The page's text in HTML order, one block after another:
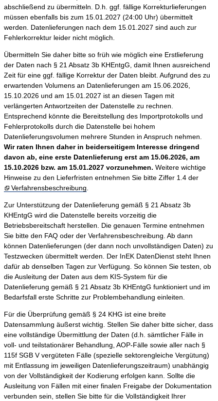
abschließend zu übermitteln. D.h. ggf. fällige Korrekturlieferungen
müssen ebenfalls bis zum 15.01.2027 (24:00 Uhr) übermittelt
werden. Datenlieferungen nach dem 15.01.2027 sind auch zur
Fehlerkorrektur leider nicht möglich.
Übermitteln Sie daher bitte so früh wie möglich eine Erstlieferung
der Daten nach § 21 Absatz 3b KHEntgG, damit Ihnen ausreichend
Zeit für eine ggf. fällige Korrektur der Daten bleibt. Aufgrund des zu
erwartenden Volumens an Datenlieferungen am 15.06.2026,
15.10.2026 und am 15.01.2027 ist an diesen Tagen mit
verlängerten Antwortzeiten der Datenstelle zu rechnen.
Entsprechend könnte die Bereitstellung des Importprotokolls und
Fehlerprotokolls durch die Datenstelle bei hohem
Datenlieferungsvolumen mehrere Stunden in Anspruch nehmen.
Wir raten Ihnen daher in beiderseitigem Interesse dringend
davon ab, eine erste Datenlieferung erst am 15.06.2026, am
15.10.2026 bzw. am 15.01.2027 vorzunehmen. Weitere wichtige
Hinweise zu den Lieferfristen entnehmen Sie bitte Ziffer 1.4 der
Verfahrensbeschreibung.
Zur Unterstützung der Datenlieferung gemäß § 21 Absatz 3b
KHEntgG wird die Datenstelle bereits vorzeitig die
Betriebsbereitschaft herstellen. Die genauen Termine entnehmen
Sie bitte den FAQ oder der Verfahrensbeschreibung. Ab dann
können Datenlieferungen (der dann noch unvollständigen Daten) zu
Testzwecken übermittelt werden. Der InEK DatenDienst steht Ihnen
dafür ab denselben Tagen zur Verfügung. So können Sie testen, ob
die Ausleitung der Daten aus dem KIS-System für die
Datenlieferung gemäß § 21 Absatz 3b KHEntgG funktioniert und im
Bedarfsfall erste Schritte zur Problembehandlung einleiten.
Für die Überprüfung gemäß § 24 KHG ist eine breite
Datensammlung äußerst wichtig. Stellen Sie daher bitte sicher, dass
eine vollständige Übermittlung der Daten (d.h. sämtlicher Fälle in
voll- und teilstationärer Behandlung, AOP-Fälle sowie aller nach §
115f SGB V vergüteten Fälle (spezielle sektorengleiche Vergütung)
mit Entlassung im jeweiligen Datenlieferungszeitraum) unabhängig
von der Vollständigkeit der Kodierung erfolgen kann. Sollte die
Ausleitung von Fällen mit einer finalen Freigabe der Dokumentation
verbunden sein, stellen Sie bitte für die Vollständigkeit Ihrer